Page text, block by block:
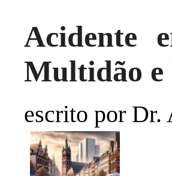
Acidente
Multidão
escrito por Dr.